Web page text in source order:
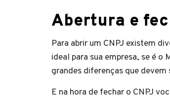
Abertura e
Para abrir um CNPJ existem
ideal para sua empresa, se é o
grandes diferenças que devem
E na hora de fechar o CNPJ